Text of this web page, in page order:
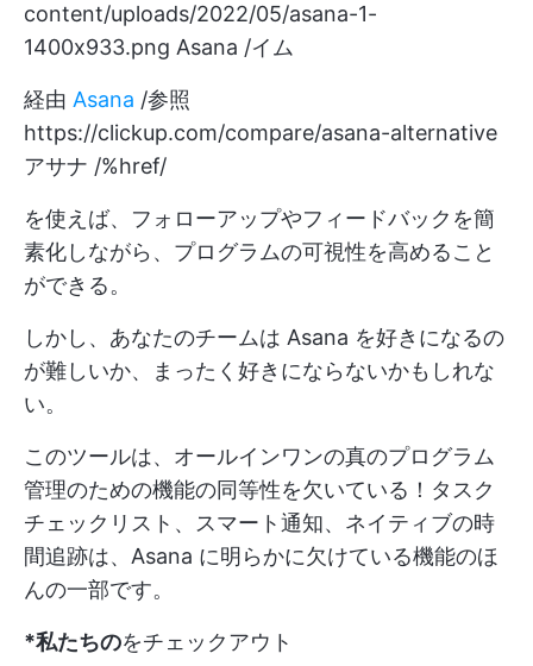
content/uploads/2022/05/asana-1-
1400x933.png Asana /イム
経由 Asana /参照
https://clickup.com/compare/asana-alternative
アサナ /%href/
を使えば、フォローアップやフィードバックを簡
素化しながら、プログラムの可視性を高めること
ができる。
しかし、あなたのチームは Asana を好きになるの
が難しいか、まったく好きにならないかもしれな
い。
このツールは、オールインワンの真のプログラム
管理のための機能の同等性を欠いている！タスク
チェックリスト、スマート通知、ネイティブの時
間追跡は、Asana に明らかに欠けている機能のほ
んの一部です。
*私たちのをチェックアウト